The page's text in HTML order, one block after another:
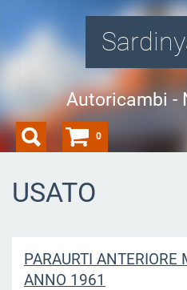
Autoricambi -
USATO
PARAURTI ANTERIORE
ANNO 1961
0